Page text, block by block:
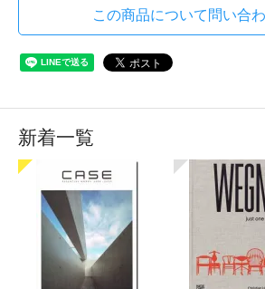
この商品について問い合
新着一覧